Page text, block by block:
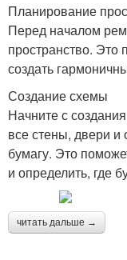
Планирование
Перед началом
пространство. Это
создать
Создание схемы
Начните с
все стены, двери и
бумагу. Это
и определить, где
читать дальше →